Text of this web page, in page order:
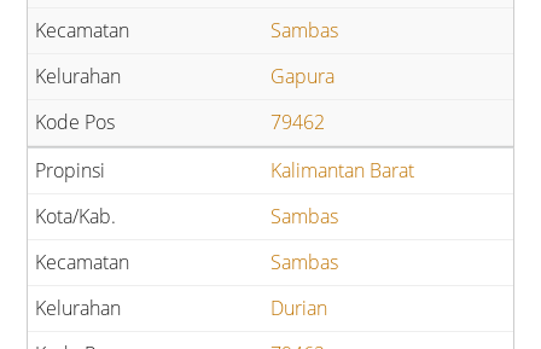
Sambas
Gapura
79462
Kalimantan Barat
Sambas
Sambas
Durian